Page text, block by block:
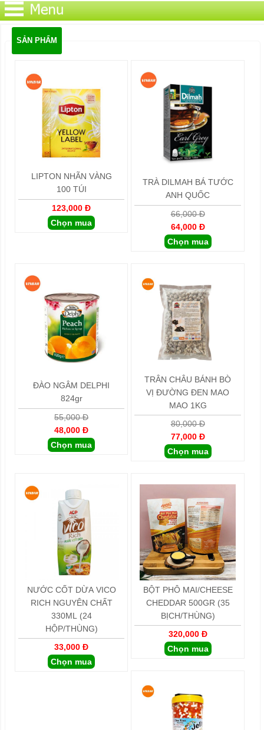
SẢN PHẨM
LIPTON NHÃN VÀNG
100 TÚI
123,000 Đ
Chọn mua
TRÀ DILMAH BÁ TƯỚC
ANH QUỐC
66,000 Đ
64,000 Đ
Chọn mua
ĐÀO NGÂM DELPHI
824gr
55,000 Đ
48,000 Đ
Chọn mua
TRÂN CHÂU BÁNH BÒ
VỊ ĐƯỜNG ĐEN MAO
MAO 1KG
80,000 Đ
77,000 Đ
Chọn mua
NƯỚC CỐT DỪA VICO
RICH NGUYÊN CHẤT
330ML (24
HỘP/THÙNG)
33,000 Đ
Chọn mua
BỘT PHÔ MAI/CHEESE
CHEDDAR 500GR (35
BỊCH/THÙNG)
320,000 Đ
Chọn mua